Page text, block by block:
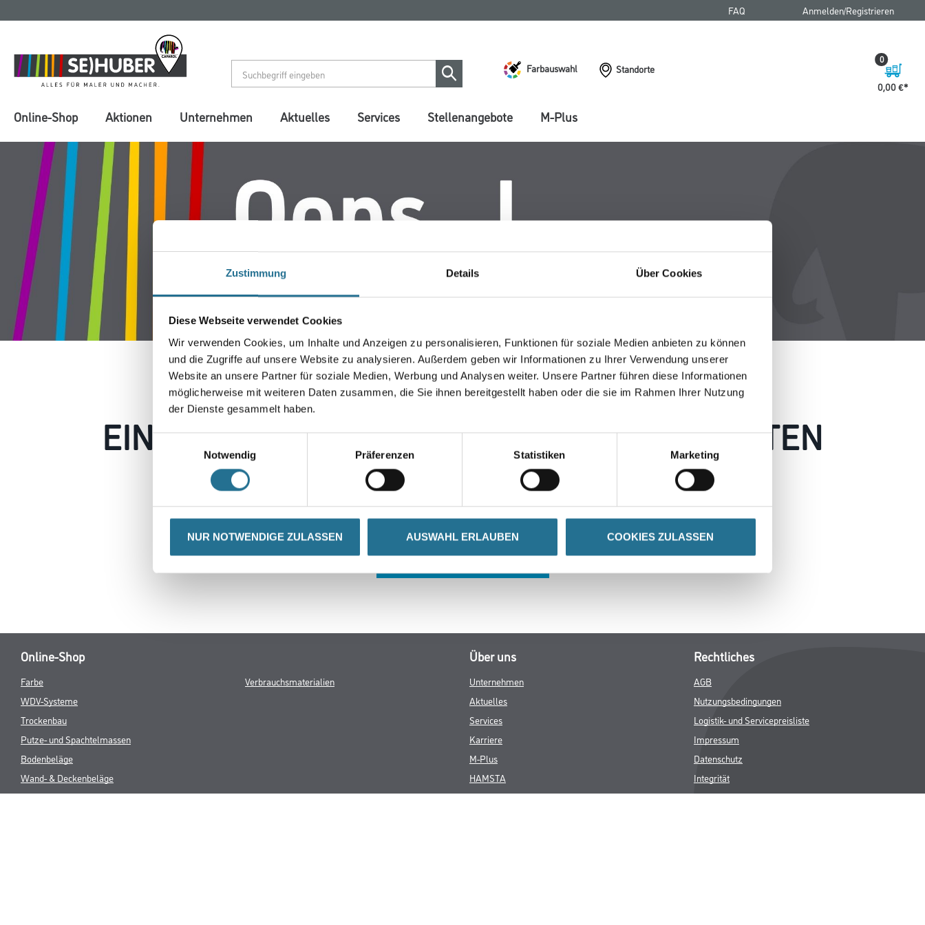
Zustimmung Details Über Cookies
Diese Webseite verwendet Cookies
Wir verwenden Cookies, um Inhalte und Anzeigen zu personalisieren, Funktionen für soziale Medien anbieten zu können
und die Zugriffe auf unsere Website zu analysieren. Außerdem geben wir Informationen zu Ihrer Verwendung unserer
Website an unsere Partner für soziale Medien, Werbung und Analysen weiter. Unsere Partner führen diese Informationen
möglicherweise mit weiteren Daten zusammen, die Sie ihnen bereitgestellt haben oder die sie im Rahmen Ihrer Nutzung
der Dienste gesammelt haben.
Notwendig
Präferenzen Statistiken Marketing
NUR NOTWENDIGE ZULASSEN AUSWAHL ERLAUBEN COOKIES ZULASSEN
springen
springen
FAQ Anmelden/Registrieren
Farbauswahl
Standorte
0,00 €
0
Online-Shop Aktionen Unternehmen Aktuelles Services Stellenangebote M-Plus
EIN KLEINER ZWISCHENFALL IST AUFGETRETEN
Keine Sorge, wir pinseln schon an der Lösung und werden das Problem so schnell wie möglich beheben.
Erkunden Sie in der Zwischenzeit unseren Online-Shop und lassen Sie sich inspirieren.
Online-Shop
Farbe
WDV-Systeme
Trockenbau
Putze- und Spachtelmassen
Bodenbeläge
Wand- & Deckenbeläge
Werkzeug & Maschinen
Verbrauchsmaterialien
Über uns
Unternehmen
Aktuelles
Services
Karriere
M-Plus
HAMSTA
FAQ
Rechtliches
AGB
Nutzungsbedingungen
Logistik- und Servicepreisliste
Impressum
Datenschutz
Integrität
Kontakt